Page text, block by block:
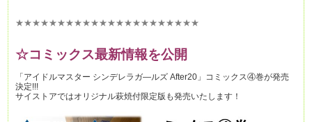
★★★★★★★★★★★★★★★★★★★★★★
☆コミックス最新情報を公開
「アイドルマスター シンデレラガ―ルズ After20」コミックス④巻が発売
決定!!!
サイストアではオリジナル萩焼付限定版も発売いたします！